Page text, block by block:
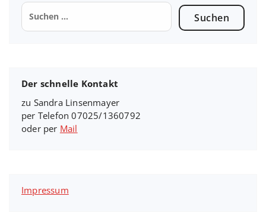
Suchen
nach:
Der schnelle Kontakt
zu Sandra Linsenmayer
per Telefon 07025/1360792
oder per Mail
Impressum